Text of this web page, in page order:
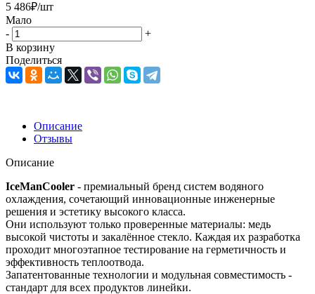
5 486₽/шт
Мало
-
+
В корзину
Поделиться
Описание
Отзывы
Описание
IceManCooler - премиальный бренд систем водяного
охлаждения, сочетающий инновационные инженерные
решения и эстетику высокого класса.
Они используют только проверенные материалы: медь
высокой чистоты и закалённое стекло. Каждая их разработка
проходит многоэтапное тестирование на герметичность и
эффективность теплоотвода.
Запатентованные технологии и модульная совместимость -
стандарт для всех продуктов линейки.